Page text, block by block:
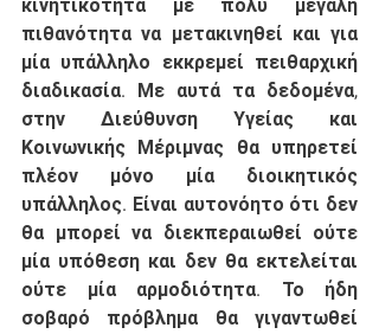
κινητικότητα με πολύ μεγάλη
πιθανότητα να μετακινηθεί και για
μία υπάλληλο εκκρεμεί πειθαρχική
διαδικασία. Με αυτά τα δεδομένα,
στην Διεύθυνση Υγείας και
Κοινωνικής Μέριμνας θα υπηρετεί
πλέον μόνο μία διοικητικός
υπάλληλος. Είναι αυτονόητο ότι δεν
θα μπορεί να διεκπεραιωθεί ούτε
μία υπόθεση και δεν θα εκτελείται
ούτε μία αρμοδιότητα. Το ήδη
σοβαρό πρόβλημα θα γιγαντωθεί